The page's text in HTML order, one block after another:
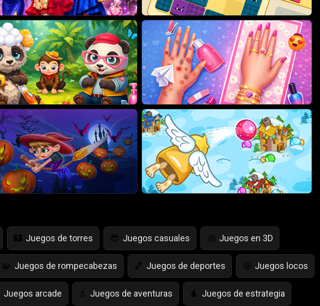
🏰 Juegos de torres 😎 Juegos casuales 🧊 Juegos en 3D
🧩 Juegos de rompecabezas 🏀 Juegos de deportes 🤪 Juegos locos
Juegos arcade ⚓ Juegos de aventuras ♟️ Juegos de estrategia